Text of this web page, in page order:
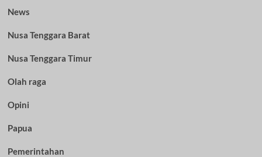
News
Nusa Tenggara Barat
Nusa Tenggara Timur
Olah raga
Opini
Papua
Pemerintahan